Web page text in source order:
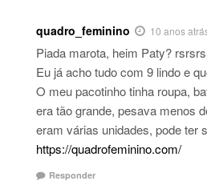
quadro_feminino 10 anos
Piada marota, heim Paty?
Eu já acho tudo com 9 lindo e
O meu pacotinho tinha roupa,
era tão grande, pesava menos
eram várias unidades, pode ter
https://quadrofeminino.com/
Responder